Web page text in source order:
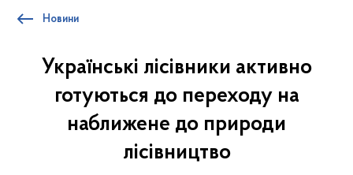
Новини
Українські лісівники активно
готуються до переходу на
наближене до природи
лісівництво